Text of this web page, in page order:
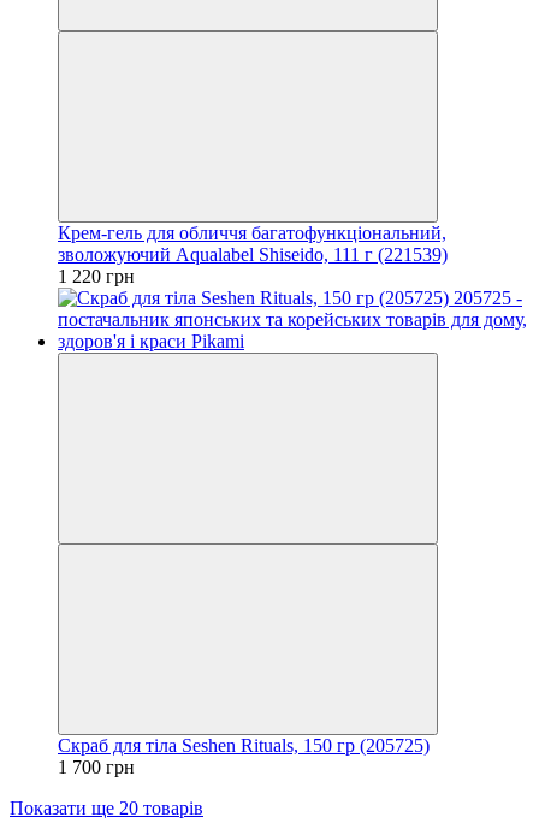
Крем-гель для обличчя багатофункціональний,
зволожуючий Aqualabel Shiseido, 111 г (221539)
1 220 грн
Скраб для тіла Seshen Rituals, 150 гр (205725)
1 700 грн
Показати ще 20 товарів